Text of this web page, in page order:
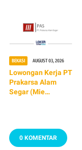
BEKASI AUGUST 03, 2026
Lowongan Kerja PT
Prakarsa Alam
Segar (Mie
0 KOMENTAR